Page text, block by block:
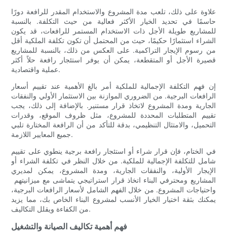
علاوة على ذلك، تلعب مدة المشروع والاستخدام المقدر للرافعة دورًا
حاسمًا في تحديد الخيار الأكثر فعالية من حيث التكلفة. بالنسبة
للمشاريع طويلة الأجل ذات الاستخدام المستمر للرافعات، قد يكون
الشراء استثمارًا حكيمًا، حيث من المحتمل أن تكون تكلفة الملكية أقل
من رسوم الإيجار التراكمية. على العكس من ذلك، بالنسبة للمشاريع
قصيرة الأجل أو المتقطعة، يمكن أن يوفر استئجار رافعة حلاً أكثر
عملية واقتصادية.
إن فهم التكلفة الإجمالية للملكية أمر بالغ الأهمية عند تقييم أسعار
الرافعات البرجية. من الضروري الموازنة بين الاستثمار الأولي والنفقات
الجارية ومدة المشروع لاتخاذ قرار مستنير. بالإضافة إلى ذلك، يجب
تقييم المتطلبات المحددة للمشروع، مثل ظروف الموقع، وقدرات
التحميل، والامتثال التنظيمي، بدقة للتأكد من أن الرافعة المختارة تلبي
جميع المعايير اللازمة.
في الختام، فإن قرار شراء أو استئجار رافعة برجية ينطوي على تقييم
شامل للتكلفة الإجمالية للملكية. من خلال النظر في تكلفة الشراء أو
الإيجار الأولية، والنفقات الجارية، ومدة المشروع، يمكن لمديري
المشاريع ومحترفي البناء اتخاذ قرار استراتيجي يتماشى مع ميزانيتهم ​​
واحتياجات المشروع. من خلال الفهم الشامل لأسعار الرافعات البرجية،
يمكنك بثقة اختيار الخيار الأنسب لمشروع البناء الخاص بك، مما يزيد
من الكفاءة ويقلل التكاليف.
فهم أهمية تكاليف الصيانة والتشغيل